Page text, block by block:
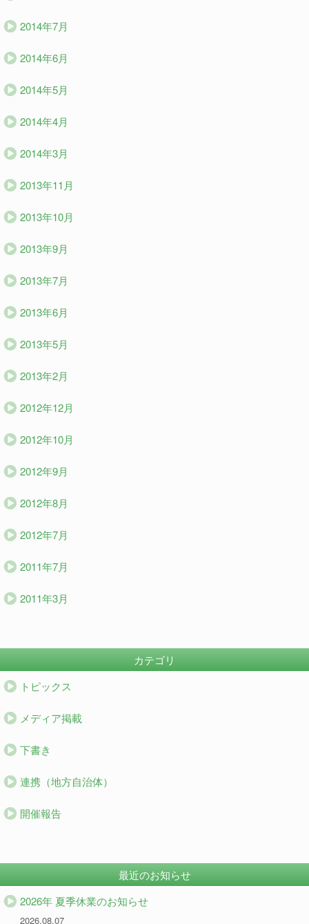
2014年7月
2014年6月
2014年5月
2014年4月
2014年3月
2013年11月
2013年10月
2013年9月
2013年7月
2013年6月
2013年5月
2013年2月
2012年12月
2012年10月
2012年9月
2012年8月
2012年7月
2011年7月
2011年3月
カテゴリ
トピックス
メディア掲載
下書き
連携（地方自治体）
開催報告
最近のお知らせ
2026年 夏季休業のお知らせ
2026.08.07